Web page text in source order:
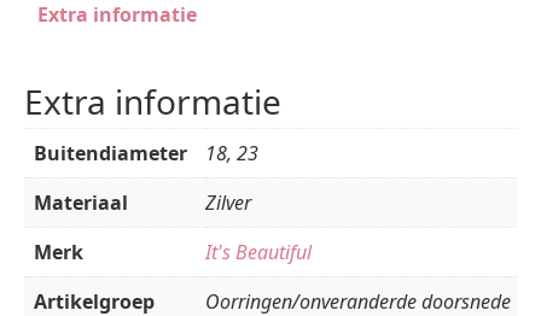
Extra informatie
Extra informatie
Buitendiameter
18, 23
Materiaal
Zilver
Merk
It's Beautiful
Artikelgroep
Oorringen/onveranderde doorsnede